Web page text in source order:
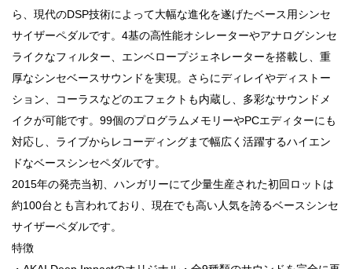
ら、現代のDSP技術によって大幅な進化を遂げたベース用シンセ
サイザーペダルです。4基の高性能オシレーターやアナログシンセ
ライクなフィルター、エンベロープジェネレーターを搭載し、重
厚なシンセベースサウンドを実現。さらにディレイやディストー
ション、コーラスなどのエフェクトも内蔵し、多彩なサウンドメ
イクが可能です。99個のプログラムメモリーやPCエディターにも
対応し、ライブからレコーディングまで幅広く活躍するハイエン
ドなベースシンセペダルです。
2015年の発売当初、ハンガリーにて少量生産された初回ロットは
約100台とも言われており、現在でも高い人気を誇るベースシンセ
サイザーペダルです。
特徴